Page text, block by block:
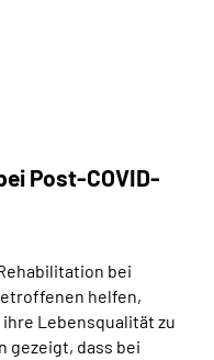
Post-COVID-
bei
helfen,
Lebensqualität zu
gezeigt, dass bei